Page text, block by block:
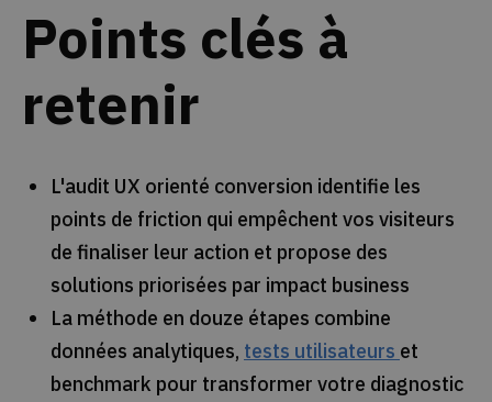
Points clés à
retenir
L'audit UX orienté conversion identifie les
points de friction qui empêchent vos visiteurs
de finaliser leur action et propose des
solutions priorisées par impact business
La méthode en douze étapes combine
données analytiques, tests utilisateurs et
benchmark pour transformer votre diagnostic